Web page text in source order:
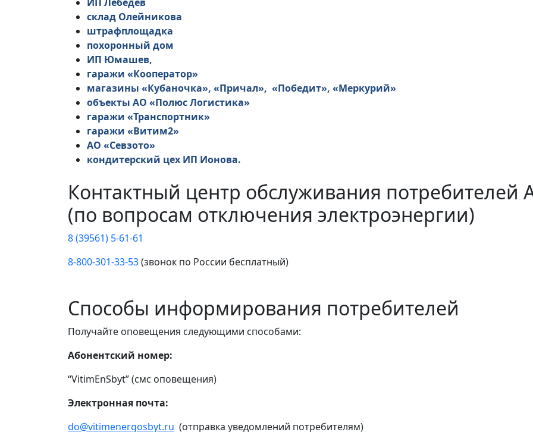
склад Олейникова
штрафплощадка
похоронный дом
ИП Юмашев,
гаражи «Кооператор»
магазины «Кубаночка», «Причал», «Победит», «Меркурий»
объекты АО «Полюс Логистика»
гаражи «Транспортник»
гаражи «Витим2»
АО «Севзото»
кондитерский цех ИП Ионова.
Контактный центр обслуживания потребителей
(по вопросам отключения электроэнергии)
8 (39561) 5-61-61
8-800-301-33-53(звонок по России бесплатный)
Способы информирования потребителей
Получайте оповещения следующими способами:
Абонентский номер:
“VitimEnSbyt” (смс оповещения)
Электронная почта:
do@vitimenergosbyt.ru (отправка уведомлений потребителям)